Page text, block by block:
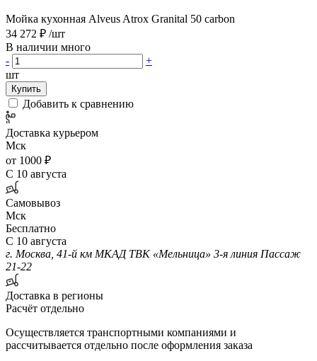
Мойка кухонная Alveus Atrox Granital 50 carbon
34 272 ₽ /шт
В наличии много
-
+
шт
Купить
Добавить к сравнению
Доставка курьером
Мск
от 1000 ₽
С 10 августа
Самовывоз
Мск
Бесплатно
С 10 августа
г. Москва, 41-й км МКАД ТВК «Мельница» 3-я линия Пассаж
21-22
Доставка в регионы
Расчёт отдельно
Осуществляется транспортными компаниями и
рассчитывается отдельно после оформления заказа